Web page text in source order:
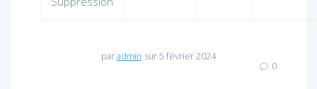
paradmin sur 5 février 2024
0